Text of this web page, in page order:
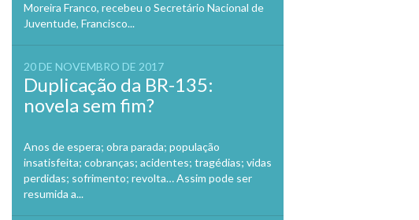
Moreira Franco, recebeu o Secretário Nacional de
Juventude, Francisco...
20 DE NOVEMBRO DE 2017
Duplicação da BR-135:
novela sem fim?
Anos de espera; obra parada; população
insatisfeita; cobranças; acidentes; tragédias; vidas
perdidas; sofrimento; revolta… Assim pode ser
resumida a...